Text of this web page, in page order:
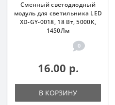
Сменный светодиодный
модуль для светильника LED
XD-GY-0018, 18 Вт, 5000К,
1450Лм
0
16.00 р.
В КОРЗИНУ